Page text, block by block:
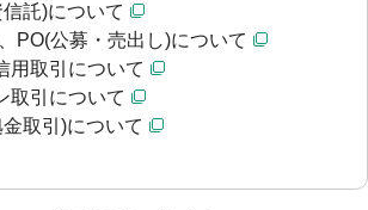
託)について
PO(公募・売出し)について
用取引について
取引について
取引)について